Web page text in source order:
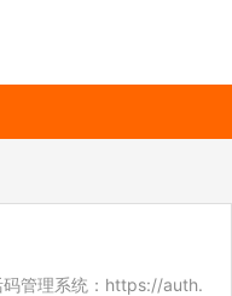
码管理系统：https://auth.